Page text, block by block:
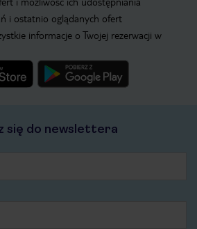
i ostatnio oglądanych ofert
informacje o Twojej rezerwacji w
się do newslettera